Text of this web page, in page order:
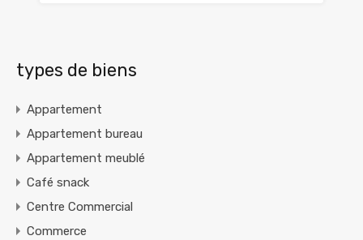
types de biens
Appartement
Appartement bureau
Appartement meublé
Café snack
Centre Commercial
Commerce